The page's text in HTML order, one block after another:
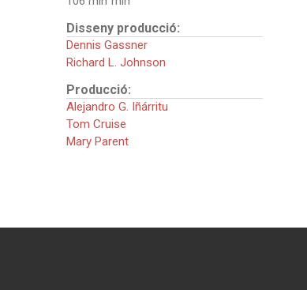
Disseny producció:
Dennis Gassner
Richard L. Johnson
Producció:
Alejandro G. Iñárritu
Tom Cruise
Mary Parent